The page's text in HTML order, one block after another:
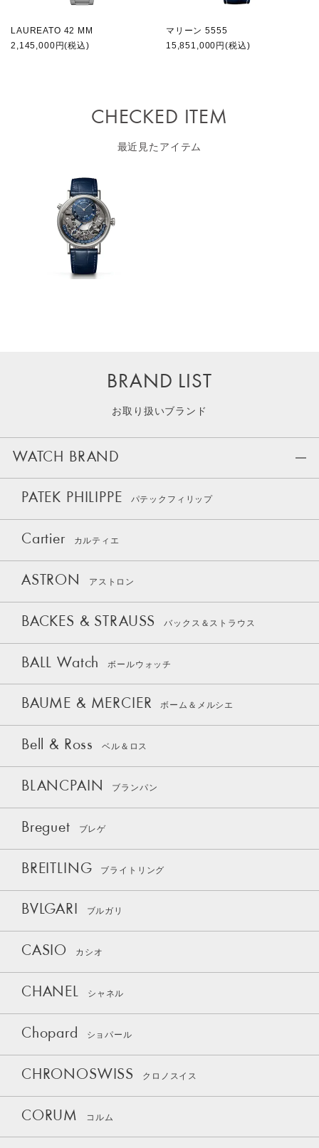
LAUREATO 42 MM
2,145,000円(税込)
マリーン 5555
15,851,000円(税込)
CHECKED ITEM
最近見たアイテム
BRAND LIST
お取り扱いブランド
WATCH BRAND
PATEK PHILIPPE パテックフィリップ
Cartier カルティエ
ASTRON アストロン
BACKES & STRAUSS バックス＆ストラウス
BALL Watch ボールウォッチ
BAUME & MERCIER ボーム＆メルシエ
Bell & Ross ベル＆ロス
BLANCPAIN ブランパン
Breguet ブレゲ
BREITLING ブライトリング
BVLGARI ブルガリ
CASIO カシオ
CHANEL シャネル
Chopard ショパール
CHRONOSWISS クロノスイス
CORUM コルム